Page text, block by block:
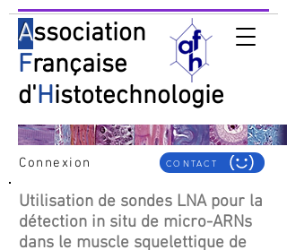
Association
Française
d'Histotechnologie
Connexion CONTACT
Utilisation de sondes LNA pour la
détection in situ de micro-ARNs
dans le muscle squelettique de